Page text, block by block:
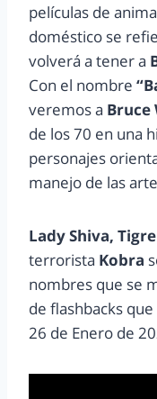
películas de
doméstico se
volverá a tener a
Con el nombre
veremos a Bruce
de los 70 en una
personajes
manejo de las
Lady Shiva,
terrorista Kobra
nombres que se
de flashbacks
26 de Enero de